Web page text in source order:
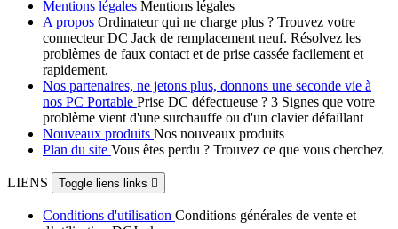
Mentions légales Mentions légales
A propos Ordinateur qui ne charge plus ? Trouvez votre
connecteur DC Jack de remplacement neuf. Résolvez les
problèmes de faux contact et de prise cassée facilement et
rapidement.
Nos partenaires, ne jetons plus, donnons une seconde vie à
nos PC Portable Prise DC défectueuse ? 3 Signes que votre
problème vient d'une surchauffe ou d'un clavier défaillant
Nouveaux produits Nos nouveaux produits
Plan du site Vous êtes perdu ? Trouvez ce que vous cherchez
LIENS Toggle liens links 
Conditions d'utilisation Conditions générales de vente et